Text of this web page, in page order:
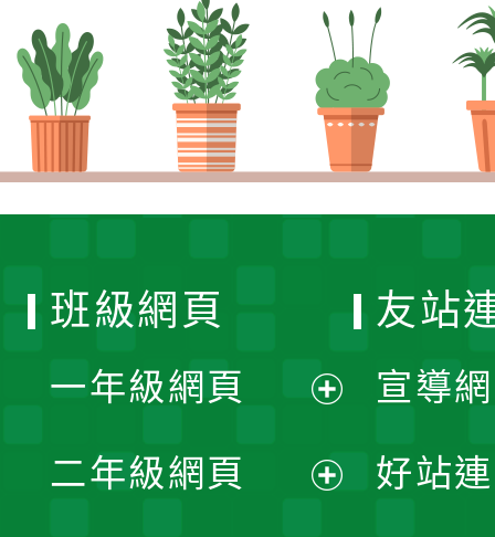
班級網頁
一年級網頁
開
二年級網頁
友站
宣導
好站